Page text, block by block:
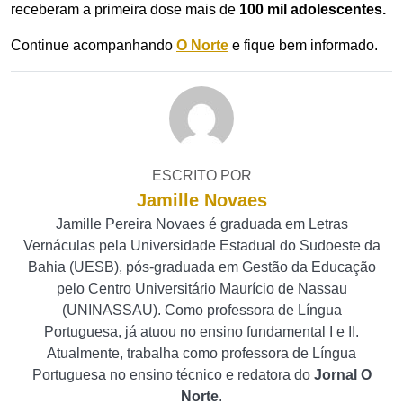
receberam a primeira dose mais de 100 mil adolescentes.
Continue acompanhando O Norte e fique bem informado.
ESCRITO POR
Jamille Novaes
Jamille Pereira Novaes é graduada em Letras
Vernáculas pela Universidade Estadual do Sudoeste da
Bahia (UESB), pós-graduada em Gestão da Educação
pelo Centro Universitário Maurício de Nassau
(UNINASSAU). Como professora de Língua
Portuguesa, já atuou no ensino fundamental I e II.
Atualmente, trabalha como professora de Língua
Portuguesa no ensino técnico e redatora do Jornal O
Norte.